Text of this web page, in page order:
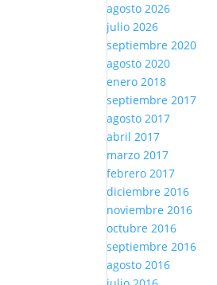
agosto 2026
julio 2026
septiembre 2020
agosto 2020
enero 2018
septiembre 2017
agosto 2017
abril 2017
marzo 2017
febrero 2017
diciembre 2016
noviembre 2016
octubre 2016
septiembre 2016
agosto 2016